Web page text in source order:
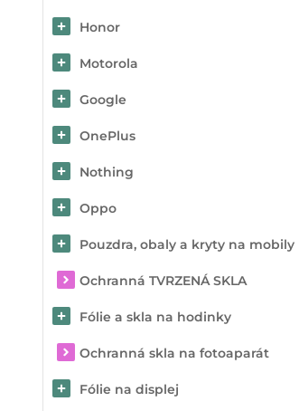
Honor
Motorola
Google
OnePlus
Nothing
Oppo
Pouzdra, obaly a kryty na mobily
Ochranná TVRZENÁ SKLA
Fólie a skla na hodinky
Ochranná skla na fotoaparát
Fólie na displej